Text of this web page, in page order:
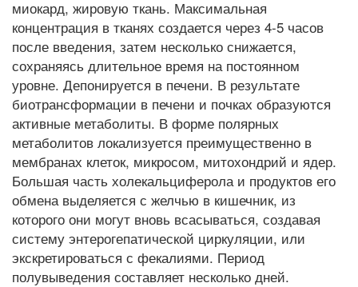
миокард, жировую ткань. Максимальная
концентрация в тканях создается через 4-5 часов
после введения, затем несколько снижается,
сохраняясь длительное время на постоянном
уровне. Депонируется в печени. В результате
биотрансформации в печени и почках образуются
активные метаболиты. В форме полярных
метаболитов локализуется преимущественно в
мембранах клеток, микросом, митохондрий и ядер.
Большая часть холекальциферола и продуктов его
обмена выделяется с желчью в кишечник, из
которого они могут вновь всасываться, создавая
систему энтерогепатической циркуляции, или
экскретироваться с фекалиями. Период
полувыведения составляет несколько дней.